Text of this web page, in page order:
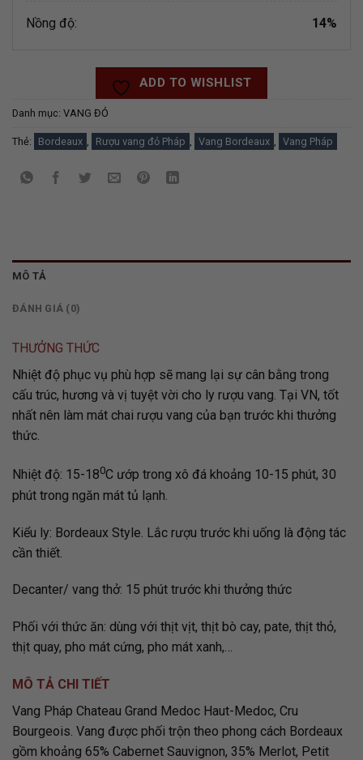
Nồng độ: 14%
ADD TO WISHLIST
Danh mục: VANG ĐỎ
Thẻ: Bordeaux Rượu vang đỏ Pháp Vang Bordeaux Vang Pháp
MÔ TẢ
ĐÁNH GIÁ (0)
THƯỞNG THỨC
Nhiệt độ phục vụ phù hợp sẽ mang lại sự cân bằng trong
cấu trúc, hương và vị tuyệt vời cho ly rượu vang. Tại VN, tốt
nhất nên làm mát chai rượu vang của bạn trước khi thưởng
thức.
Nhiệt độ: 15-180C ướp trong xô đá khoảng 10-15 phút, 30
phút trong ngăn mát tủ lạnh.
Kiểu ly: Bordeaux Style. Lắc rượu trước khi uống là động tác
cần thiết.
Decanter/ vang thở: 15 phút trước khi thưởng thức
Phối với thức ăn: dùng với thịt vịt, thịt bò cay, pate, thịt thỏ,
thịt quay, pho mát cứng, pho mát xanh,…
MÔ TẢ CHI TIẾT
Vang Pháp Chateau Grand Medoc Haut-Medoc, Cru
Bourgeois. Vang được phối trộn theo phong cách Bordeaux
gồm khoảng 65% Cabernet Sauvignon, 35% Merlot, Petit